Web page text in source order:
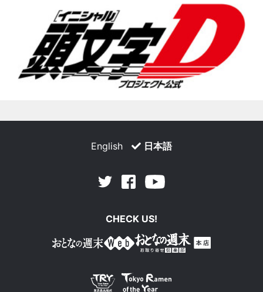
English 日本語
Twitter Facebook
CHECK US!